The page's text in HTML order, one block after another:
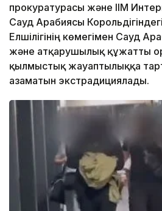
прокуратурасы және ІІМ
Сауд Арабиясы
Елшілігінің көмегімен Сауд
және атқарушылық құжатты
қылмыстық жауаптылыққа
азаматын экстрадициялады.